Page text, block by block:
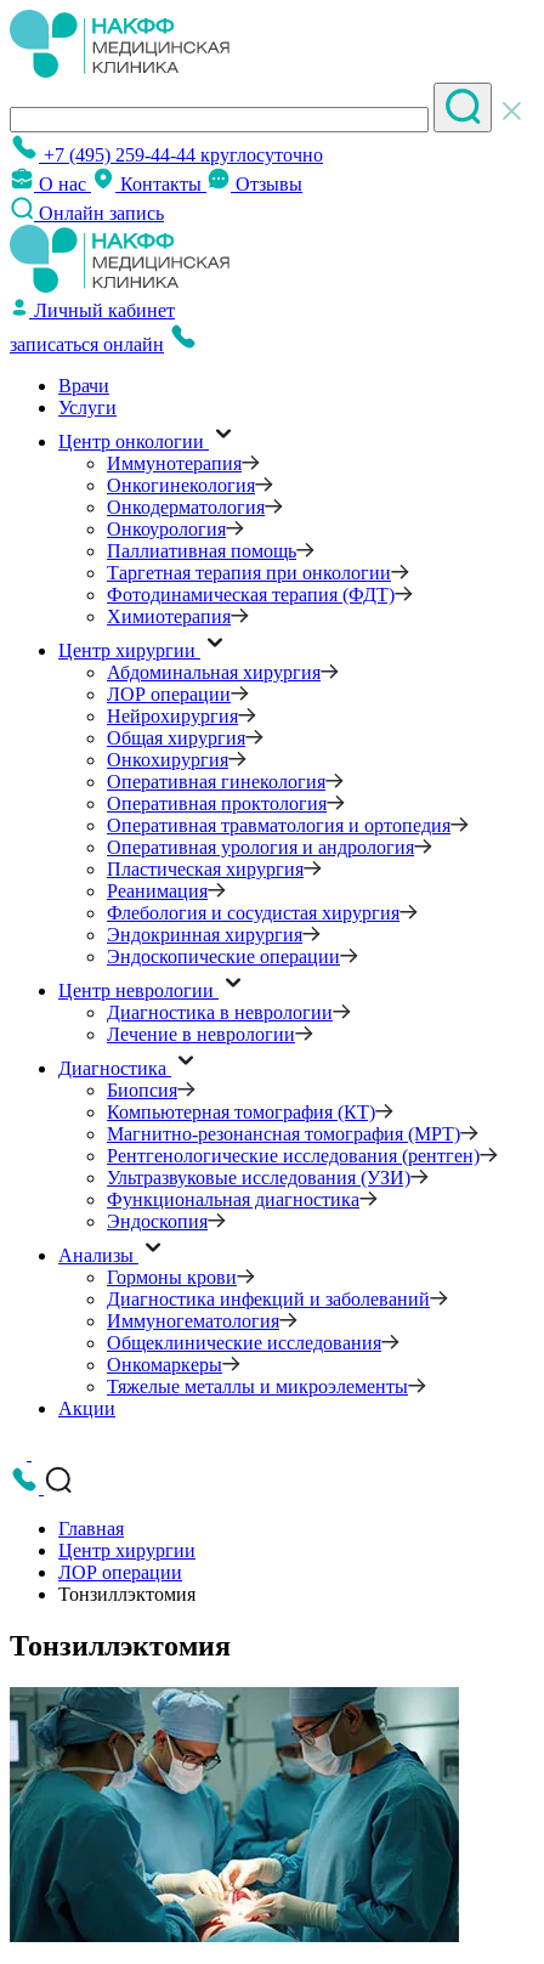
+7 (495) 259-44-44 круглосуточно
О нас
Контакты
Отзывы
Онлайн запись
Личный кабинет
записаться онлайн
Врачи
Услуги
Центр онкологии
Иммунотерапия
Онкогинекология
Онкодерматология
Онкоурология
Паллиативная помощь
Таргетная терапия при онкологии
Фотодинамическая терапия (ФДТ)
Химиотерапия
Центр хирургии
Абдоминальная хирургия
ЛОР операции
Нейрохирургия
Общая хирургия
Онкохирургия
Оперативная гинекология
Оперативная проктология
Оперативная травматология и ортопедия
Оперативная урология и андрология
Пластическая хирургия
Реанимация
Флебология и сосудистая хирургия
Эндокринная хирургия
Эндоскопические операции
Центр неврологии
Диагностика в неврологии
Лечение в неврологии
Диагностика
Биопсия
Компьютерная томография (КТ)
Магнитно-резонансная томография (МРТ)
Рентгенологические исследования (рентген)
Ультразвуковые исследования (УЗИ)
Функциональная диагностика
Эндоскопия
Анализы
Гормоны крови
Диагностика инфекций и заболеваний
Иммуногематология
Общеклинические исследования
Онкомаркеры
Тяжелые металлы и микроэлементы
Акции
Главная
Центр хирургии
ЛОР операции
Тонзиллэктомия
Тонзиллэктомия